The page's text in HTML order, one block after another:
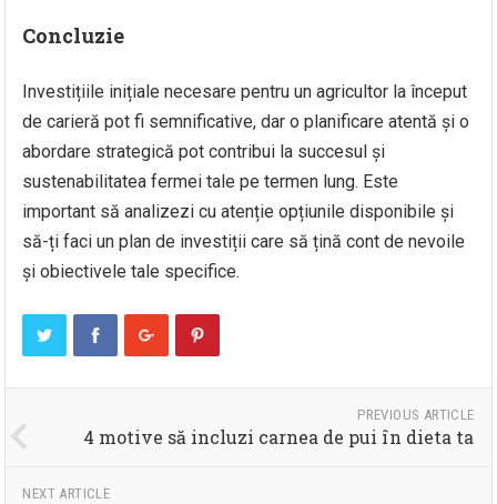
Concluzie
Investițiile inițiale necesare pentru un agricultor la început
de carieră pot fi semnificative, dar o planificare atentă și o
abordare strategică pot contribui la succesul și
sustenabilitatea fermei tale pe termen lung. Este
important să analizezi cu atenție opțiunile disponibile și
să-ți faci un plan de investiții care să țină cont de nevoile
și obiectivele tale specifice.
PREVIOUS ARTICLE
4 motive să incluzi carnea de pui în dieta ta
NEXT ARTICLE